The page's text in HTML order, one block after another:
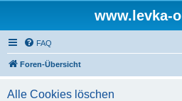
www.levka-
FAQ
Foren-Übersicht
Alle Cookies löschen